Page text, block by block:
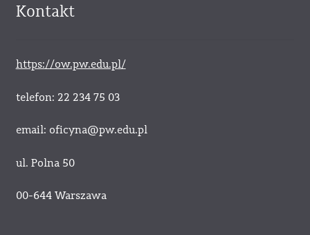
Kontakt
https://ow.pw.edu.pl/
telefon: 22 234 75 03
email: oficyna@pw.edu.pl
ul. Polna 50
00-644 Warszawa